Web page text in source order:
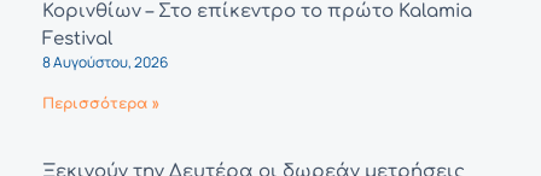
Κορινθίων – Στο επίκεντρο το πρώτο Kalamia
Festival
8 Αυγούστου, 2026
Περισσότερα »
Ξεκινούν την Δευτέρα οι δωρεάν μετρήσεις